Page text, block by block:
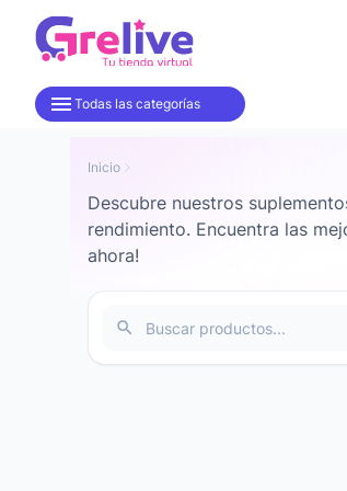
Todas las categorías
Inicio
Descubre nuestros
rendimiento. Encuentra las
ahora!